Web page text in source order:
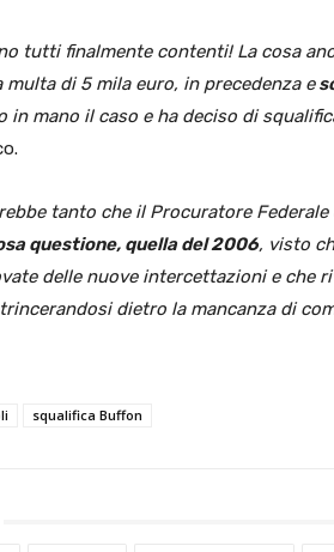
tutti finalmente contenti! La cosa
multa di 5 mila euro, in precedenza e
in mano il caso e ha deciso di
tanto che il Procuratore
questione, quella del 2006, visto
delle nuove intercettazioni e che
dietro la mancanza di
squalifica Buffon